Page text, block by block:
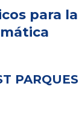
para la
PARQUES